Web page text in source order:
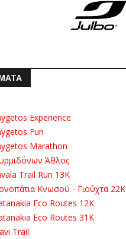
Experience
Fun
Marathon
Άθλος
Trail Run 13K
Κνωσού - Γιούχτα 22Κ
Eco Routes 12K
Eco Routes 31K
Trail